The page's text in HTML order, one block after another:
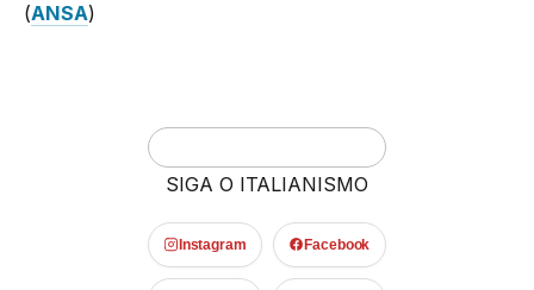
(ANSA)
SIGA O ITALIANISMO
Instagram Facebook